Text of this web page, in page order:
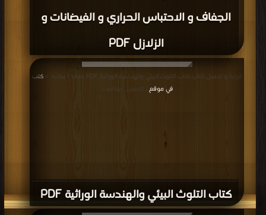
الجفاف و الاحتباس الحراري و الفيضانات و
الزلازل PDF
كتاب التلوث البيئي والهندسة الوراثية PDF
قراءة و تحميل كتاب كتاب التلوث البيئي والهندسة الوراثية PDF مجانا | مكتبة >
كتب
في موقع
| التحميل : مرة/مرات